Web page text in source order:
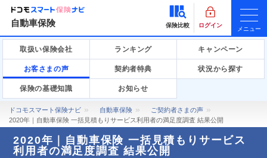
自動車保険 保険比較 ログイン
メニュー
取扱い保険会社 ランキング キャンペーン
お客さまの声 契約者特典 状況から探す
保険の基礎知識 お知らせ
ドコモスマート保険ナビ 自動車保険
ご契約者さまの声
2020年｜自動車保険 一括見積もりサービス利用者の満足度調査 結果公開
2020年｜自動車保険 一括見積もりサービス
利用者の満足度調査 結果公開